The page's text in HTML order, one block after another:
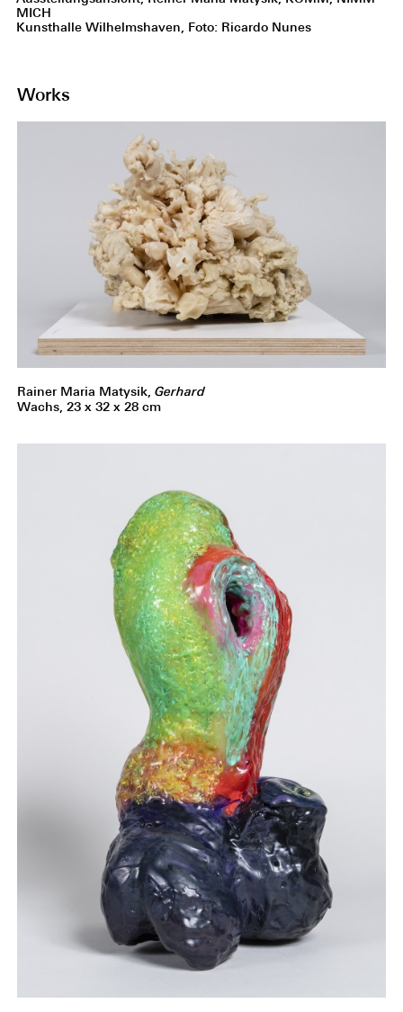
MICH
Kunsthalle Wilhelmshaven, Foto: Ricardo Nunes
Works
Rainer Maria Matysik, Gerhard
Wachs, 23 x 32 x 28 cm